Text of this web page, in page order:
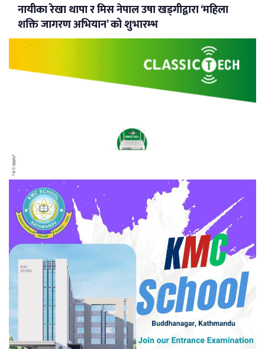
नायीका रेखा थापा र मिस नेपाल उषा खड्गीद्वारा ‘महिला
शक्ति जागरण अभियान’ को शुभारम्भ